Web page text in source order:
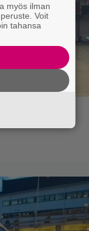
myös ilman
Voit
tahansa